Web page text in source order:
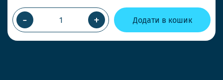
- + Додати в кошик